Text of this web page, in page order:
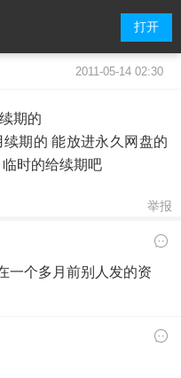
打开
2011-05-14 02:30
期的
期的 能放进永久网盘的
时的给续期吧
举报
一个多月前别人发的资